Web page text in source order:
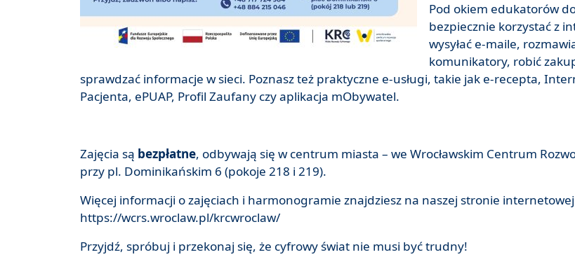
Pod okiem edukatorów
bezpiecznie korzystać z
wysyłać e-maile,
komunikatory, robić
sprawdzać informacje w sieci. Poznasz też praktyczne e-usługi, takie jak e-recepta,
Pacjenta, ePUAP, Profil Zaufany czy aplikacja mObywatel.
Zajęcia są bezpłatne, odbywają się w centrum miasta – we Wrocławskim Centrum
przy pl. Dominikańskim 6 (pokoje 218 i 219).
Więcej informacji o zajęciach i harmonogramie znajdziesz na naszej stronie
https://wcrs.wroclaw.pl/krcwroclaw/
Przyjdź, spróbuj i przekonaj się, że cyfrowy świat nie musi być trudny!